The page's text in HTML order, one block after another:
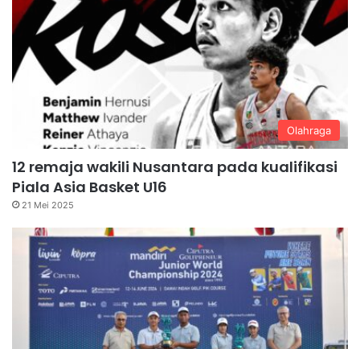
Olahraga
12 remaja wakili Nusantara pada kualifikasi
Piala Asia Basket U16
21 Mei 2025